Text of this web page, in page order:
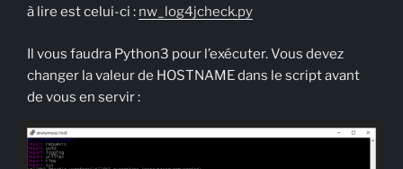
à lire est celui-ci : nw_log4jcheck.py
Il vous faudra Python3 pour l’exécuter. Vous devez
changer la valeur de HOSTNAME dans le script avant
de vous en servir :